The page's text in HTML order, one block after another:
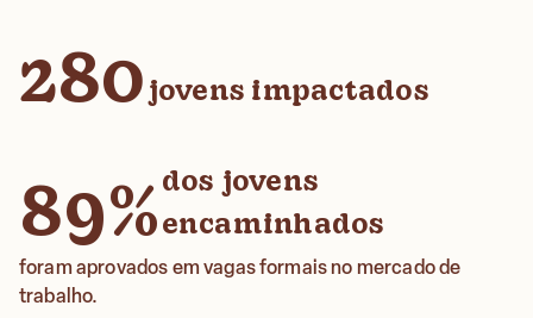
280 jovens impactados
89%dos jovens
encaminhados
foram aprovados em vagas formais no mercado de
trabalho.